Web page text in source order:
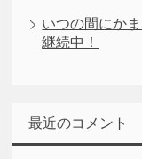
いつの間にか
継続中！
最近のコメント